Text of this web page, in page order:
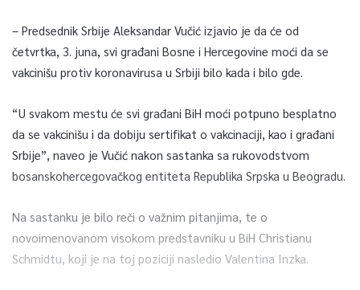
– Predsednik Srbije Aleksandar Vučić izjavio je da će od
četvrtka, 3. juna, svi građani Bosne i Hercegovine moći da se
vakcinišu protiv koronavirusa u Srbiji bilo kada i bilo gde.
“U svakom mestu će svi građani BiH moći potpuno besplatno
da se vakcinišu i da dobiju sertifikat o vakcinaciji, kao i građani
Srbije”, naveo je Vučić nakon sastanka sa rukovodstvom
bosanskohercegovačkog entiteta Republika Srpska u Beogradu.
Na sastanku je bilo reči o važnim pitanjima, te o
novoimenovanom visokom predstavniku u BiH Christianu
Schmidtu, koji je na toj poziciji nasledio Valentina Inzka.